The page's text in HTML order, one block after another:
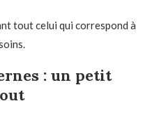
tout celui qui correspond à
: un petit